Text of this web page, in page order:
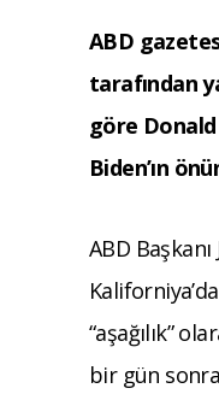
ABD
tarafından
göre
Biden’ın
ABD Başkanı
“aşağılık”
bir gün